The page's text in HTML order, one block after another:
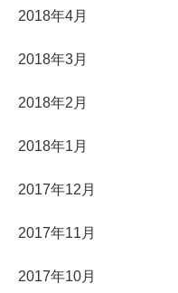
2018年4月
2018年3月
2018年2月
2018年1月
2017年12月
2017年11月
2017年10月